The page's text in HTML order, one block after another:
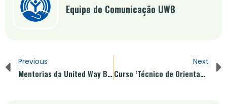
Equipe de Comunicação UWB
Previous
Mentorias da United Way Brasil beneficiam 200 jovens no segundo semestre de 2013
Next
Curso ‘Técnico de Orientação Comunitária’ gratuito no ETEC CEPAM